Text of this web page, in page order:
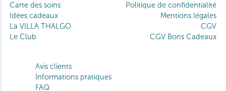
Carte des soins
Idées cadeaux
La VILLA THALGO
Le Club
Politique de confidentialité
Mentions légales
CGV
CGV Bons Cadeaux
Avis clients
Informations pratiques
FAQ